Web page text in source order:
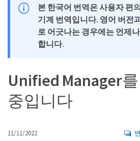
본 한국어 번역은 사용자 편
기계 번역입니다. 영어 버전
로 어긋나는 경우에는 언제
합니다.
Unified Manager
중입니다
11/11/2022